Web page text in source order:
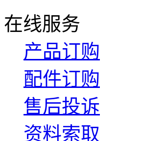
在线服务
产品订购
配件订购
售后投诉
资料索取